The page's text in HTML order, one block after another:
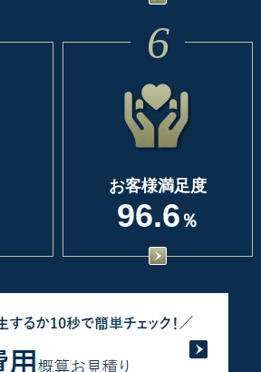
6
お客様満足度
96.6 ％